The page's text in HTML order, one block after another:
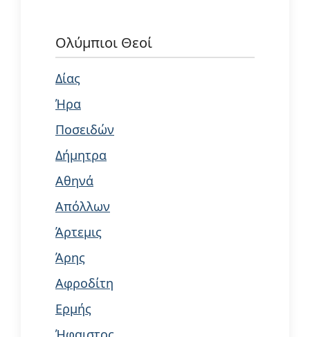
Ολύμπιοι Θεοί
Δίας
Ήρα
Ποσειδών
Δήμητρα
Αθηνά
Απόλλων
Άρτεμις
Άρης
Αφροδίτη
Ερμής